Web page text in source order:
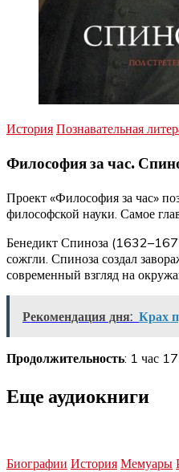
История Познавательная
Философия за час.
Проект «Философия за час»
философской науки. Самое
Бенедикт Спиноза
сожгли. Спиноза создал
современный взгляд на
Рекомендация дня: Крах
Продолжительность: 1 час
Еще аудиокниги
Биографии История Мемуары